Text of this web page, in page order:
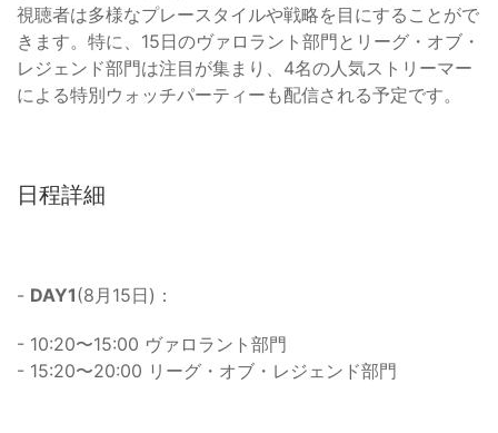
視聴者は多様なプレースタイルや戦略を目にすることがで
きます。特に、15日のヴァロラント部門とリーグ・オブ・
レジェンド部門は注目が集まり、4名の人気ストリーマー
による特別ウォッチパーティーも配信される予定です。
日程詳細
- DAY1(8月15日)：
- 10:20〜15:00 ヴァロラント部門
- 15:20〜20:00 リーグ・オブ・レジェンド部門